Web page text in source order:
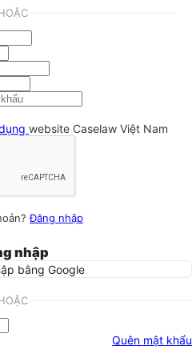
website Caselaw Việt Nam
Đăng nhập
nhập
bằng Google
Quên mật khẩu